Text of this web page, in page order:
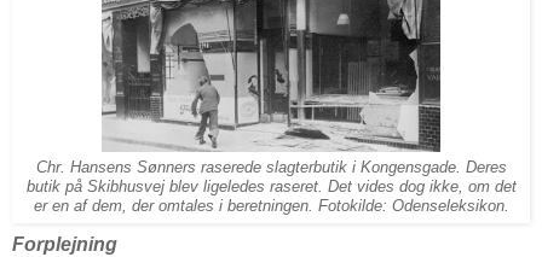
Chr. Hansens Sønners raserede slagterbutik i Kongensgade. Deres
butik på Skibhusvej blev ligeledes raseret. Det vides dog ikke, om det
er en af dem, der omtales i beretningen. Fotokilde: Odenseleksikon.
Forplejning